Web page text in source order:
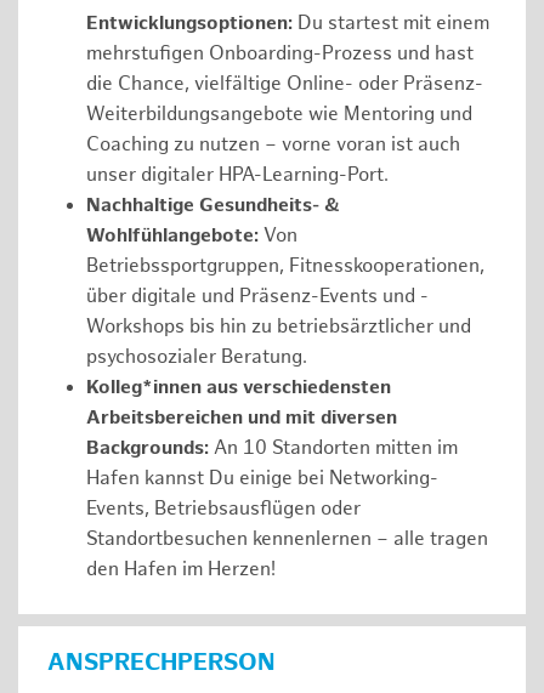
Entwicklungsoptionen: Du startest mit einem
mehrstufigen Onboarding-Prozess und hast
die Chance, vielfältige Online- oder Präsenz-
Weiterbildungsangebote wie Mentoring und
Coaching zu nutzen – vorne voran ist auch
unser digitaler HPA-Learning-Port.
Nachhaltige Gesundheits- &
Wohlfühlangebote: Von
Betriebssportgruppen, Fitnesskooperationen,
über digitale und Präsenz-Events und -
Workshops bis hin zu betriebsärztlicher und
psychosozialer Beratung.
Kolleg*innen aus verschiedensten
Arbeitsbereichen und mit diversen
Backgrounds: An 10 Standorten mitten im
Hafen kannst Du einige bei Networking-
Events, Betriebsausflügen oder
Standortbesuchen kennenlernen – alle tragen
den Hafen im Herzen!
ANSPRECHPERSON